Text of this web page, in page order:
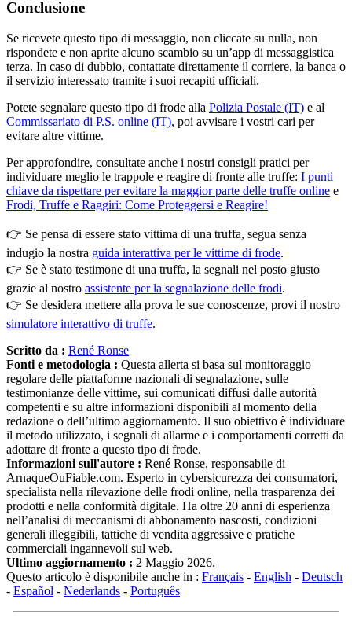
Conclusione
Se ricevete questo tipo di messaggio, non cliccate su nulla, non
rispondete e non aprite alcuno scambio su un’app di messaggistica
terza. In caso di dubbio, contattate direttamente il corriere, la banca o
il servizio interessato tramite i suoi recapiti ufficiali.
Potete segnalare questo tipo di frode alla Polizia Postale (IT) e al
Commissariato di P.S. online (IT), poi avvisare i vostri cari per
evitare altre vittime.
Per approfondire, consultate anche i nostri consigli pratici per
individuare meglio le trappole e reagire di fronte alle truffe: I punti
chiave da rispettare per evitare la maggior parte delle truffe online e
Frodi, Truffe e Raggiri: Come Proteggersi e Reagire!
👉 Se pensa di essere stato vittima di una truffa, segua senza
indugio la nostra guida interattiva per le vittime di frode.
👉 Se è stato testimone di una truffa, la segnali nel posto giusto
grazie al nostro assistente per la segnalazione delle frodi.
👉 Se desidera mettere alla prova le sue conoscenze, provi il nostro
simulatore interattivo di truffe.
Scritto da : René Ronse
Fonti e metodologia : Questa allerta si basa sul monitoraggio
regolare delle piattaforme nazionali di segnalazione, sulle
testimonianze delle vittime, sui comunicati diffusi dalle autorità
competenti e su altre informazioni disponibili al momento della
redazione o dell’ultimo aggiornamento. Il suo obiettivo è individuare
il metodo utilizzato, i segnali di allarme e i comportamenti corretti da
adottare di fronte a questo tipo di frode.
Informazioni sull'autore : René Ronse, responsabile di
ArnaqueOuFiable.com. Esperto in cybersicurezza dei consumatori,
specialista nella rilevazione delle frodi online, nella trasparenza dei
prodotti e nella conformità digitale. Ha oltre 20 anni di esperienza
nell’analisi di meccanismi di abbonamento nascosti, condizioni
generali illeggibili, tattiche di vendita aggressive e pratiche
commerciali ingannevoli sul web.
Ultimo aggiornamento : 2 Maggio 2026.
Questo articolo è disponibile anche in : Français - English - Deutsch
- Español - Nederlands - Português